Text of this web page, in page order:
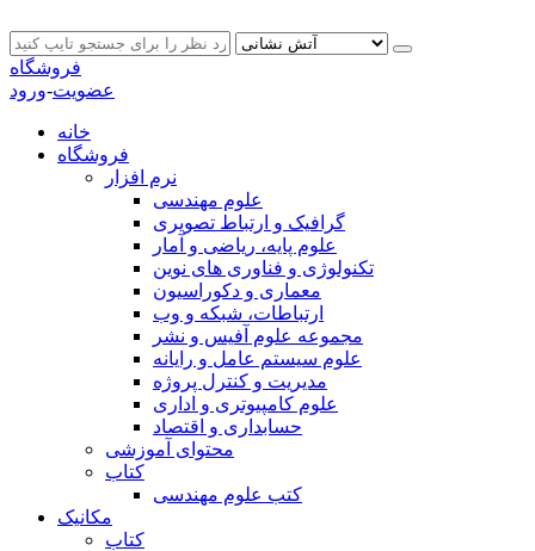
فروشگاه
عضویت-ورود
خانه
فروشگاه
نرم افزار
علوم مهندسی
گرافیک و ارتباط تصویری
علوم پایه، ریاضی و آمار
تکنولوژی و فناوری های نوین
معماری و دکوراسیون
ارتباطات، شبکه و وب
مجموعه علوم آفیس و نشر
علوم سیستم عامل و رایانه
مدیریت و کنترل پروژه
علوم کامپیوتری و اداری
حسابداری و اقتصاد
محتوای آموزشی
کتاب
کتب علوم مهندسی
مکانیک
کتاب